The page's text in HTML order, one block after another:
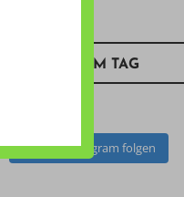
BILD ZUM TAG
Auf Instagram folgen